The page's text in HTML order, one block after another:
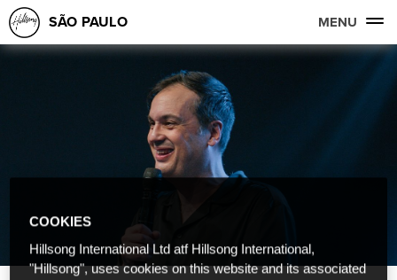
SÃO PAULO MENU
COOKIES
Hillsong International Ltd atf Hillsong International,
"Hillsong", uses cookies on this website and its associated